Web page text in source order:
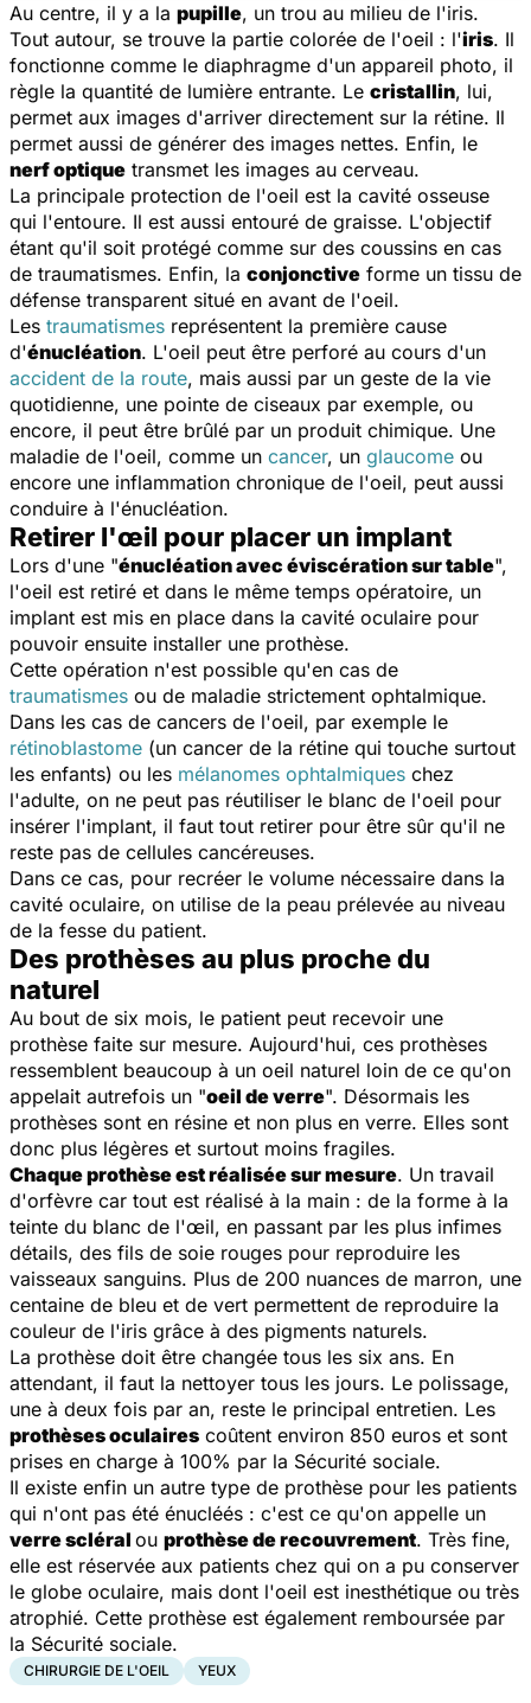
Au centre, il y a la pupille, un trou au milieu de l'iris.
Tout autour, se trouve la partie colorée de l'oeil : l'iris. Il
fonctionne comme le diaphragme d'un appareil photo, il
règle la quantité de lumière entrante. Le cristallin, lui,
permet aux images d'arriver directement sur la rétine. Il
permet aussi de générer des images nettes. Enfin, le
nerf optique transmet les images au cerveau.
La principale protection de l'oeil est la cavité osseuse
qui l'entoure. Il est aussi entouré de graisse. L'objectif
étant qu'il soit protégé comme sur des coussins en cas
de traumatismes. Enfin, la conjonctive forme un tissu de
défense transparent situé en avant de l'oeil.
Les traumatismes représentent la première cause
d'énucléation. L'oeil peut être perforé au cours d'un
accident de la route, mais aussi par un geste de la vie
quotidienne, une pointe de ciseaux par exemple, ou
encore, il peut être brûlé par un produit chimique. Une
maladie de l'oeil, comme un cancer, un glaucome ou
encore une inflammation chronique de l'oeil, peut aussi
conduire à l'énucléation.
Retirer l'œil pour placer un implant
Lors d'une "énucléation avec éviscération sur table",
l'oeil est retiré et dans le même temps opératoire, un
implant est mis en place dans la cavité oculaire pour
pouvoir ensuite installer une prothèse.
Cette opération n'est possible qu'en cas de
traumatismes ou de maladie strictement ophtalmique.
Dans les cas de cancers de l'oeil, par exemple le
rétinoblastome (un cancer de la rétine qui touche surtout
les enfants) ou les mélanomes ophtalmiques chez
l'adulte, on ne peut pas réutiliser le blanc de l'oeil pour
insérer l'implant, il faut tout retirer pour être sûr qu'il ne
reste pas de cellules cancéreuses.
Dans ce cas, pour recréer le volume nécessaire dans la
cavité oculaire, on utilise de la peau prélevée au niveau
de la fesse du patient.
Des prothèses au plus proche du
naturel
Au bout de six mois, le patient peut recevoir une
prothèse faite sur mesure. Aujourd'hui, ces prothèses
ressemblent beaucoup à un oeil naturel loin de ce qu'on
appelait autrefois un "oeil de verre". Désormais les
prothèses sont en résine et non plus en verre. Elles sont
donc plus légères et surtout moins fragiles.
Chaque prothèse est réalisée sur mesure. Un travail
d'orfèvre car tout est réalisé à la main : de la forme à la
teinte du blanc de l'œil, en passant par les plus infimes
détails, des fils de soie rouges pour reproduire les
vaisseaux sanguins. Plus de 200 nuances de marron, une
centaine de bleu et de vert permettent de reproduire la
couleur de l'iris grâce à des pigments naturels.
La prothèse doit être changée tous les six ans. En
attendant, il faut la nettoyer tous les jours. Le polissage,
une à deux fois par an, reste le principal entretien. Les
prothèses oculaires coûtent environ 850 euros et sont
prises en charge à 100% par la Sécurité sociale.
Il existe enfin un autre type de prothèse pour les patients
qui n'ont pas été énucléés : c'est ce qu'on appelle un
verre scléral ou prothèse de recouvrement. Très fine,
elle est réservée aux patients chez qui on a pu conserver
le globe oculaire, mais dont l'oeil est inesthétique ou très
atrophié. Cette prothèse est également remboursée par
la Sécurité sociale.
CHIRURGIE DE L'OEIL YEUX